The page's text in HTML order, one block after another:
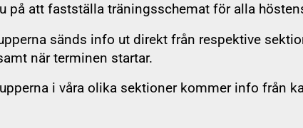
SOL FAQ
på att fastställa träningsschemat för alla
sänds info ut direkt från respektive
när terminen startar.
i våra olika sektioner kommer info från